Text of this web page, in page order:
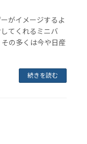
がイメージするよ
てくれるミニバ
の多くは今や日産
続きを読む